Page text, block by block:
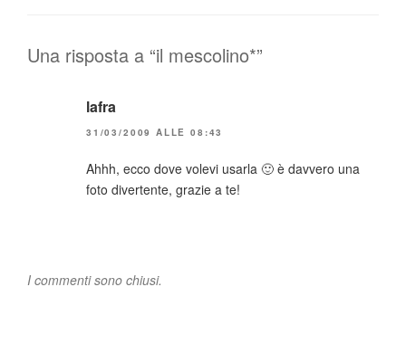
Una risposta a “il mescolino*”
lafra
31/03/2009 ALLE 08:43
Ahhh, ecco dove volevi usarla 🙂 è davvero una
foto divertente, grazie a te!
I commenti sono chiusi.